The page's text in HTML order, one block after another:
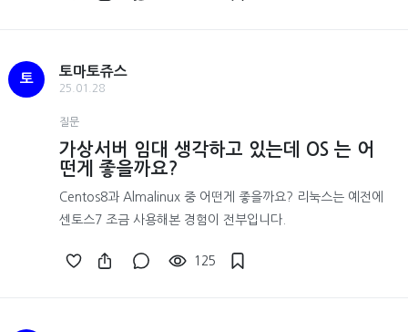
토
토마토쥬스
25.01.28
질문
가상서버 임대 생각하고 있는데 OS 는 어
떤게 좋을까요?
Centos8과 Almalinux 중 어떤게 좋을까요? 리눅스는 예전에
센토스7 조금 사용해본 경험이 전부입니다.
125